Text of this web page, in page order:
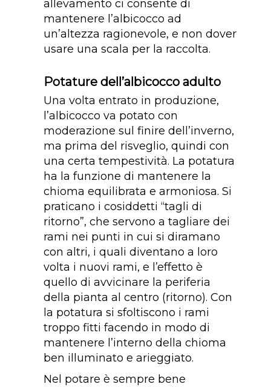
allevamento ci consente di
mantenere l’albicocco ad
un’altezza ragionevole, e non dover
usare una scala per la raccolta.
Potature dell’albicocco adulto
Una volta entrato in produzione,
l’albicocco va potato con
moderazione sul finire dell’inverno,
ma prima del risveglio, quindi con
una certa tempestività. La potatura
ha la funzione di mantenere la
chioma equilibrata e armoniosa. Si
praticano i cosiddetti “tagli di
ritorno”, che servono a tagliare dei
rami nei punti in cui si diramano
con altri, i quali diventano a loro
volta i nuovi rami, e l’effetto è
quello di avvicinare la periferia
della pianta al centro (ritorno). Con
la potatura si sfoltiscono i rami
troppo fitti facendo in modo di
mantenere l’interno della chioma
ben illuminato e arieggiato.
Nel potare è sempre bene